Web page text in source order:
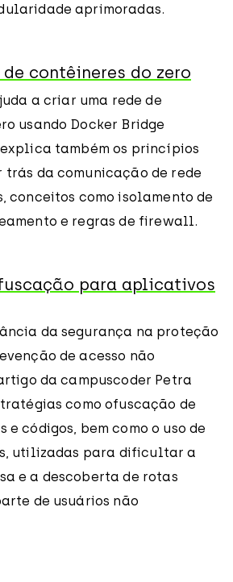
aprimoradas.
contêineres do zero
a criar uma rede de
usando Docker Bridge
também os princípios
trás da comunicação de rede
conceitos como isolamento de
e regras de firewall.
para aplicativos
da segurança na proteção
de acesso não
da campuscoder Petra
como ofuscação de
e códigos, bem como o uso de
utilizadas para dificultar a
e a descoberta de rotas
de usuários não